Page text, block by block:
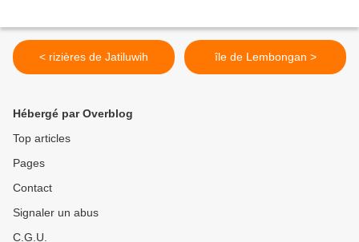
< rizières de Jatiluwih île de Lembongan >
Hébergé par Overblog
Top articles
Pages
Contact
Signaler un abus
C.G.U.